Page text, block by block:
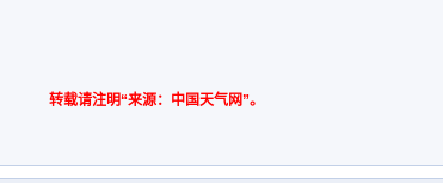
转载请注明“来源：中国天气网”。